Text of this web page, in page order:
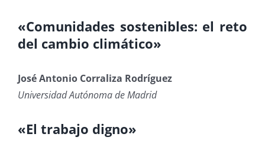
«Comunidades sostenibles: el reto
del cambio climático»
José Antonio Corraliza Rodríguez
Universidad Autónoma de Madrid
«El trabajo digno»